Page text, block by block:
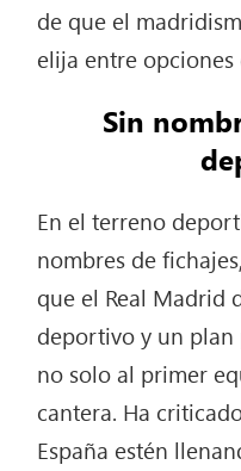
de que el
elija entre opciones
Sin
En el terreno
nombres de
que el Real Madrid
deportivo y un
no solo al primer
cantera. Ha
España estén